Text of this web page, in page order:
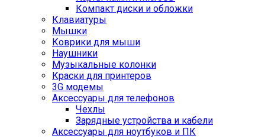
Компакт диски и обложки
Клавиатуры
Мышки
Коврики для мыши
Наушники
Музыкальные колонки
Краски для принтеров
3G модемы
Аксессуары для телефонов
Чехлы
Зарядные устройства и кабели
Аксессуары для ноутбуков и ПК